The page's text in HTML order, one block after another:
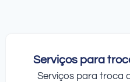
Serviços para
Serviços para troca